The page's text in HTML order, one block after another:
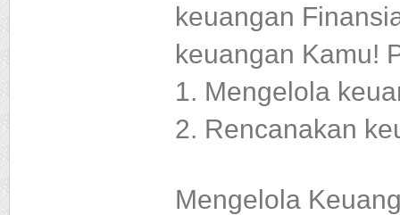
keuangan
keuangan Kamu!
1. Mengelola
2. Rencanakan
Mengelola